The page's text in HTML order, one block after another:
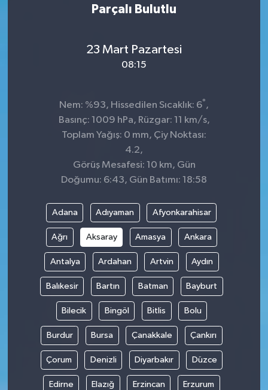
Parçalı Bulutlu
23 Mart Pazartesi
08:15
Nem: %93, Hissedilen Sıcaklık: 6° ,
Basınç: 1009 hPa, Rüzgar: 11 km/s,
Toplam Yağış: 0 mm, Çiy Noktası:
4.2,
Görüş Mesafesi: 10 km, Gün
Doğumu: 6:43, Gün Batımı: 18:58
Adana Adıyaman Afyonkarahisar
Ağrı Aksaray Amasya Ankara
Antalya Ardahan Artvin Aydın
Balıkesir Bartın Batman Bayburt
Bilecik Bingöl Bitlis Bolu
Burdur Bursa Çanakkale Çankırı
Çorum Denizli Diyarbakır Düzce
Edirne Elazığ Erzincan Erzurum